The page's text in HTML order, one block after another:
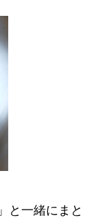
と一緒にまと